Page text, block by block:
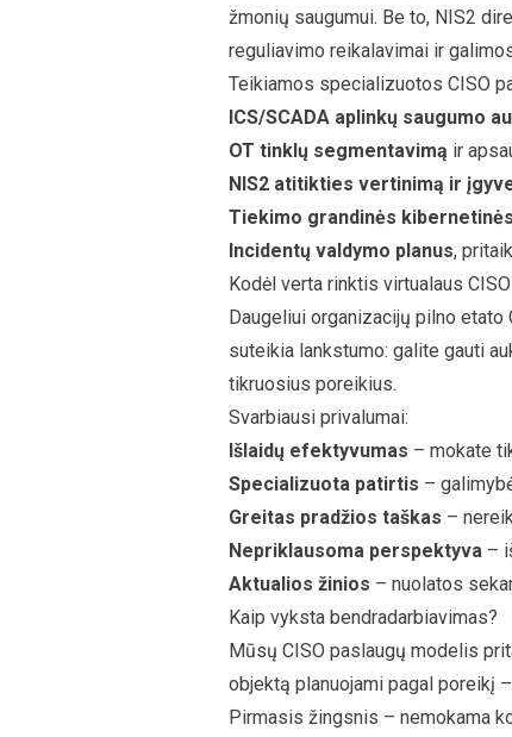
žmonių saugumui. Be to, NIS2
reguliavimo reikalavimai ir
Teikiamos specializuotos CISO
ICS/SCADA aplinkų saugumo
OT tinklų segmentavimą ir
NIS2 atitikties vertinimą ir
Tiekimo grandinės
Incidentų valdymo planus,
Kodėl verta rinktis virtualaus
Daugeliui organizacijų pilno
suteikia lankstumo: galite gauti
tikruosius poreikius.
Svarbiausi privalumai:
Išlaidų efektyvumas – mokate
Specializuota patirtis –
Greitas pradžios taškas –
Nepriklausoma perspektyva –
Aktualios žinios – nuolatos
Kaip vyksta bendradarbiavimas?
Mūsų CISO paslaugų modelis
objektą planuojami pagal poreikį
Pirmasis žingsnis – nemokama